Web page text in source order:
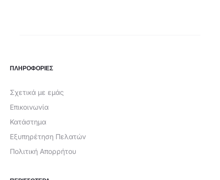
ΠΛΗΡΟΦΟΡΙΕΣ
Σχετικά με εμάς
Επικοινωνία
Κατάστημα
Εξυπηρέτηση Πελατών
Πολιτική Απορρήτου